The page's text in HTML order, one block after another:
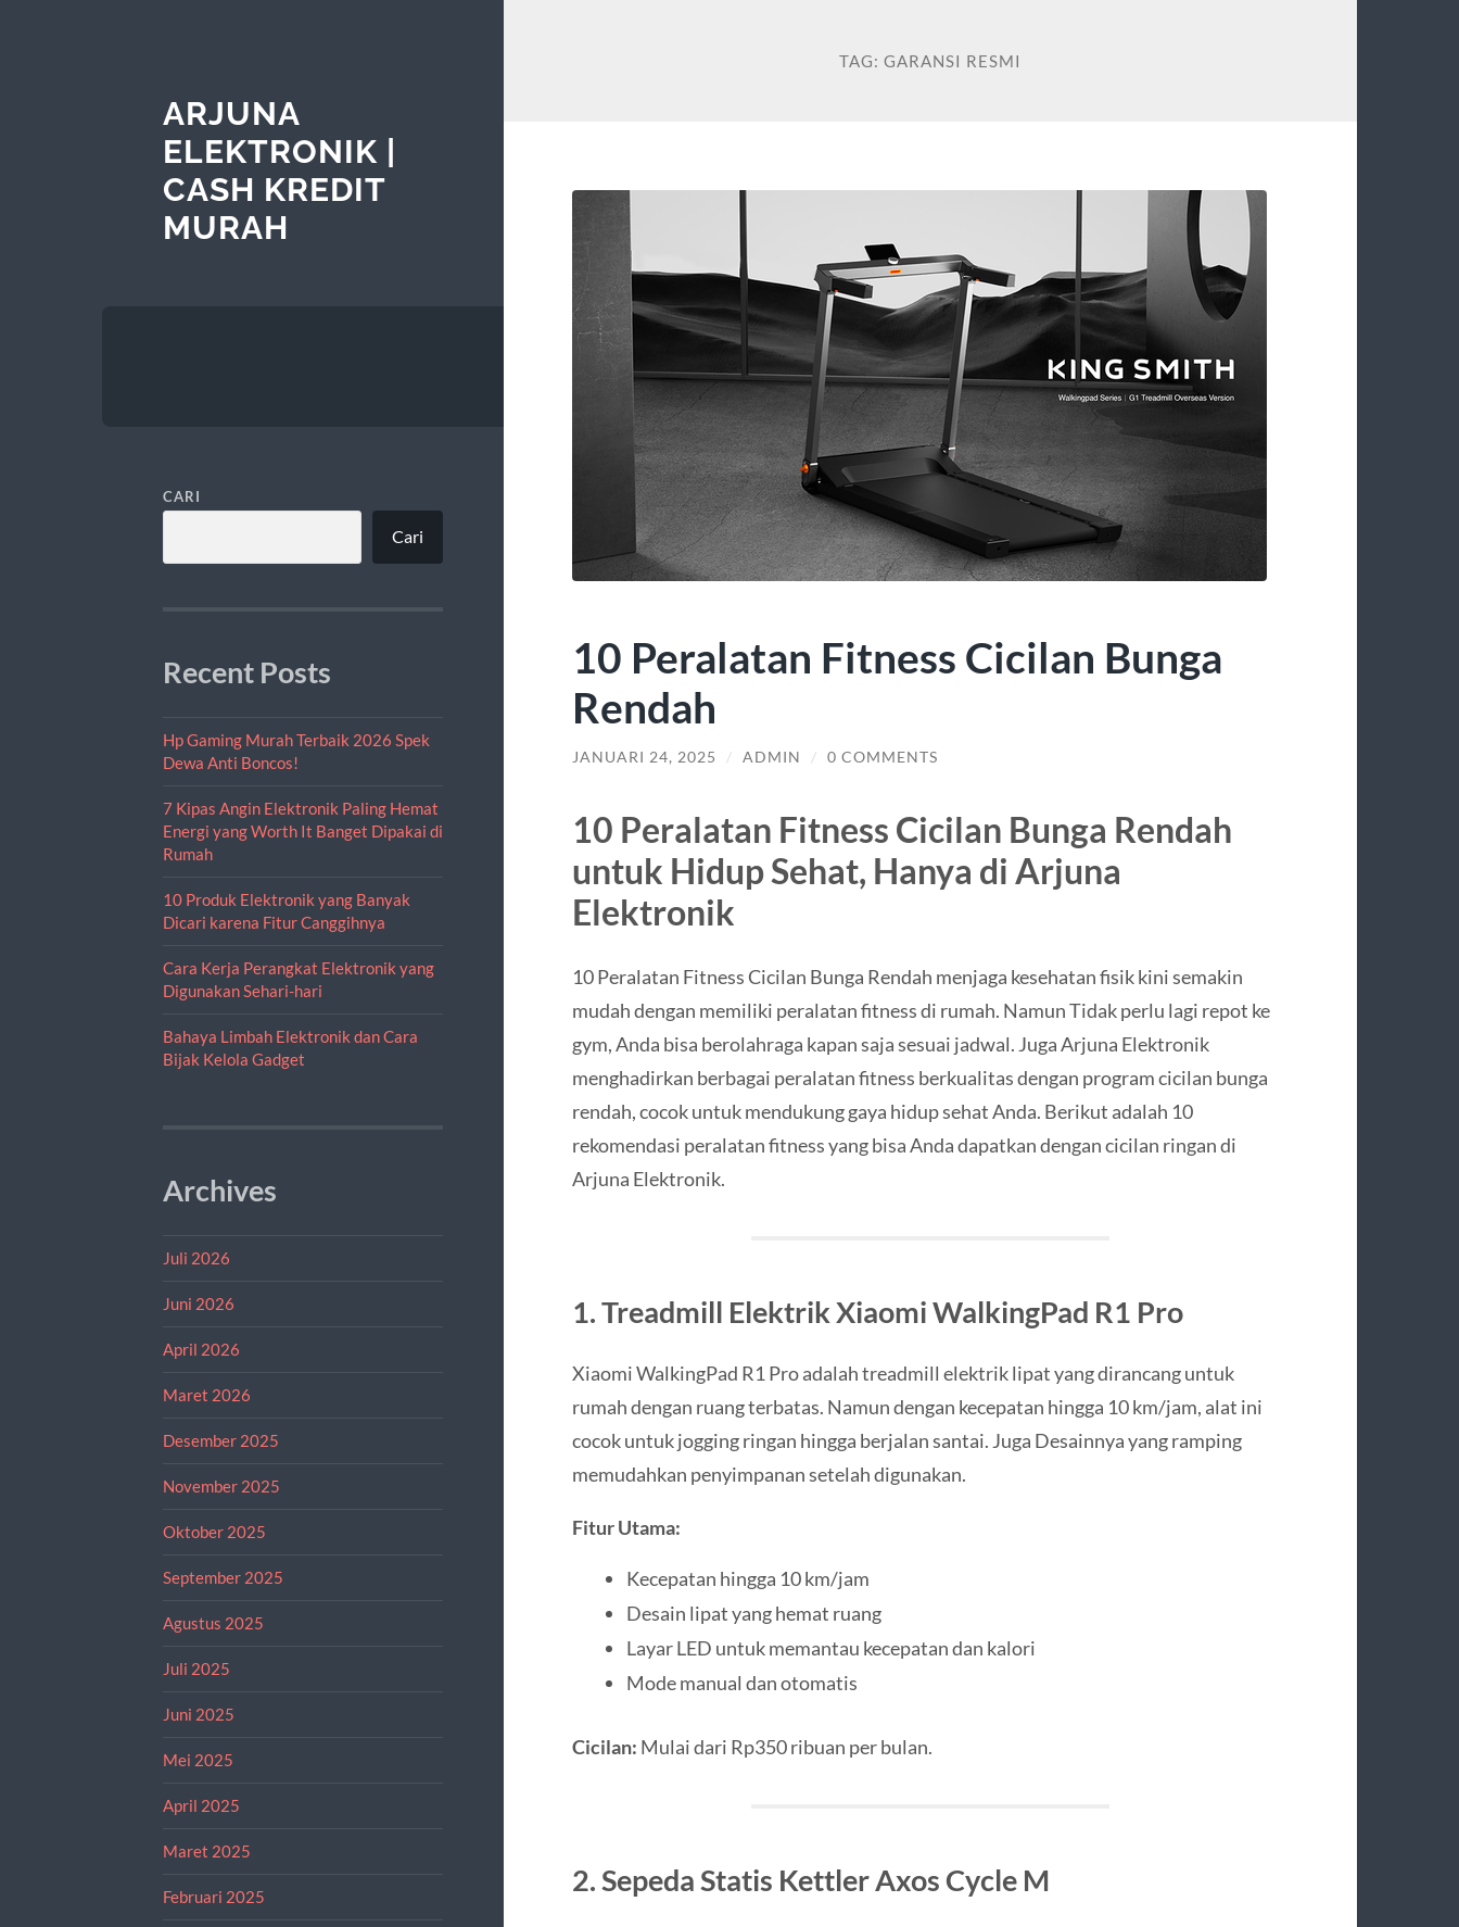
ARJUNA
ELEKTRONIK |
CASH KREDIT
MURAH
CARI
Cari
Recent Posts
Hp Gaming Murah Terbaik 2026 Spek
Dewa Anti Boncos!
7 Kipas Angin Elektronik Paling Hemat
Energi yang Worth It Banget Dipakai di
Rumah
10 Produk Elektronik yang Banyak
Dicari karena Fitur Canggihnya
Cara Kerja Perangkat Elektronik yang
Digunakan Sehari-hari
Bahaya Limbah Elektronik dan Cara
Bijak Kelola Gadget
Archives
Juli 2026
Juni 2026
April 2026
Maret 2026
Desember 2025
November 2025
Oktober 2025
September 2025
Agustus 2025
Juli 2025
Juni 2025
Mei 2025
April 2025
Maret 2025
Februari 2025
TAG: GARANSI RESMI
10 Peralatan Fitness Cicilan Bunga
Rendah
JANUARI 24, 2025 / ADMIN / 0 COMMENTS
10 Peralatan Fitness Cicilan Bunga Rendah
untuk Hidup Sehat, Hanya di Arjuna
Elektronik
10 Peralatan Fitness Cicilan Bunga Rendah menjaga kesehatan fisik kini semakin
mudah dengan memiliki peralatan fitness di rumah. Namun Tidak perlu lagi repot ke
gym, Anda bisa berolahraga kapan saja sesuai jadwal. Juga Arjuna Elektronik
menghadirkan berbagai peralatan fitness berkualitas dengan program cicilan bunga
rendah, cocok untuk mendukung gaya hidup sehat Anda. Berikut adalah 10
rekomendasi peralatan fitness yang bisa Anda dapatkan dengan cicilan ringan di
Arjuna Elektronik.
1. Treadmill Elektrik Xiaomi WalkingPad R1 Pro
Xiaomi WalkingPad R1 Pro adalah treadmill elektrik lipat yang dirancang untuk
rumah dengan ruang terbatas. Namun dengan kecepatan hingga 10 km/jam, alat ini
cocok untuk jogging ringan hingga berjalan santai. Juga Desainnya yang ramping
memudahkan penyimpanan setelah digunakan.
Fitur Utama:
Kecepatan hingga 10 km/jam
Desain lipat yang hemat ruang
Layar LED untuk memantau kecepatan dan kalori
Mode manual dan otomatis
Cicilan: Mulai dari Rp350 ribuan per bulan.
2. Sepeda Statis Kettler Axos Cycle M